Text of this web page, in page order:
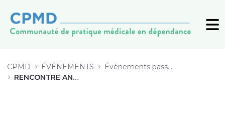
CPMD ÉVÉNEMENTS
Événements passés (archive)
RENCONTRE ANNUELLE 2019